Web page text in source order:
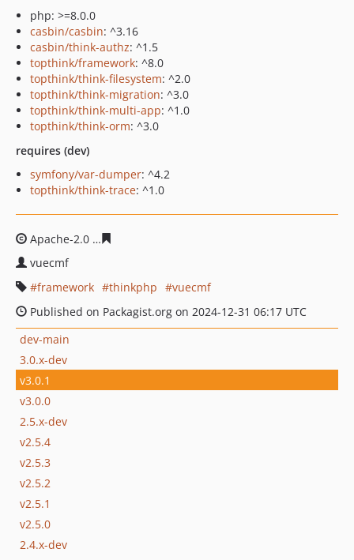
php: >=8.0.0
casbin/casbin: ^3.16
casbin/think-authz: ^1.5
topthink/framework: ^8.0
topthink/think-filesystem: ^2.0
topthink/think-migration: ^3.0
topthink/think-multi-app: ^1.0
topthink/think-orm: ^3.0
requires (dev)
symfony/var-dumper: ^4.2
topthink/think-trace: ^1.0
Apache-2.0
vuecmf
framework
thinkphp
vuecmf
Published on Packagist.org on 2024-12-31 06:17 UTC
dev-main
3.0.x-dev
v3.0.1
v3.0.0
2.5.x-dev
v2.5.4
v2.5.3
v2.5.2
v2.5.1
v2.5.0
2.4.x-dev